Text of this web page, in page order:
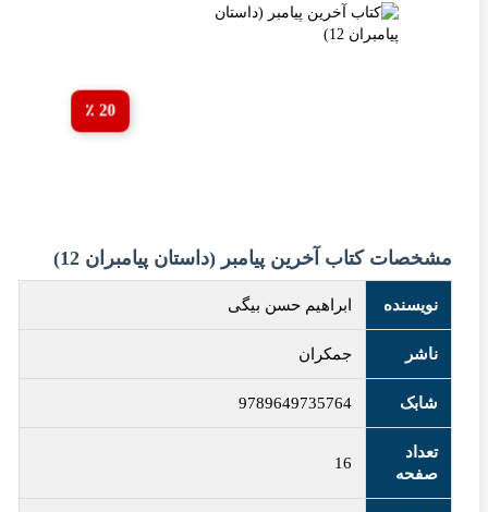
کتاب آخرین پیامبر (داستان پیامبران 12)
ابراهیم حسن بیگی
جمکران
9789649735764